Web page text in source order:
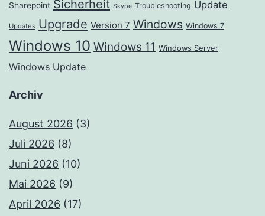
Sharepoint Sicherheit Skype Troubleshooting Update
Updates Upgrade Version 7 Windows Windows 7
Windows 10 Windows 11 Windows Server
Windows Update
Archiv
August 2026 (3)
Juli 2026 (8)
Juni 2026 (10)
Mai 2026 (9)
April 2026 (17)